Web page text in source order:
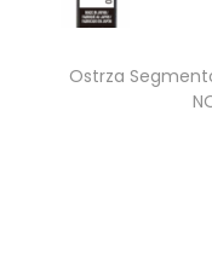
Ostrza